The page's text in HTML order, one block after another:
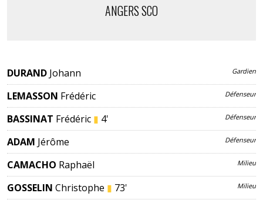
ANGERS SCO
DURAND Johann Gardien
LEMASSON Frédéric Défenseur
BASSINAT Frédéric ▮ 4' Défenseur
ADAM Jérôme Défenseur
CAMACHO Raphaël Milieu
GOSSELIN Christophe ▮ 73' Milieu